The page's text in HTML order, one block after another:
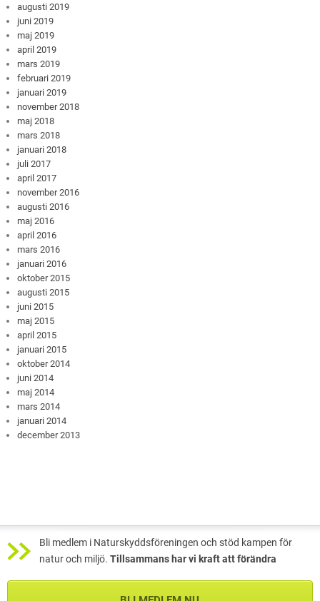
augusti 2019
juni 2019
maj 2019
april 2019
mars 2019
februari 2019
januari 2019
november 2018
maj 2018
mars 2018
januari 2018
juli 2017
april 2017
november 2016
augusti 2016
maj 2016
april 2016
mars 2016
januari 2016
oktober 2015
augusti 2015
juni 2015
maj 2015
april 2015
januari 2015
oktober 2014
juni 2014
maj 2014
mars 2014
januari 2014
december 2013
Bli medlem i Naturskyddsföreningen och stöd kampen för
natur och miljö. Tillsammans har vi kraft att förändra